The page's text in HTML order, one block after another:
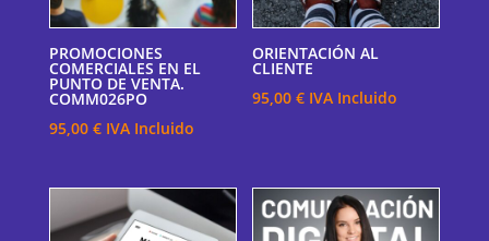
PROMOCIONES
COMERCIALES EN EL
PUNTO DE VENTA.
COMM026PO
95,00 € IVA Incluido
ORIENTACIÓN AL
CLIENTE
95,00€ IVA Incluido